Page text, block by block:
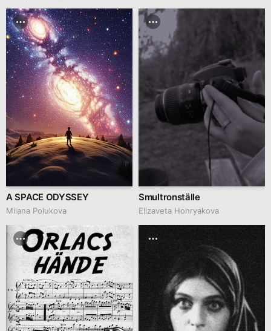
A SPACE ODYSSEY
Milana Polukova
Smultronställe
Elizaveta Hohryakova